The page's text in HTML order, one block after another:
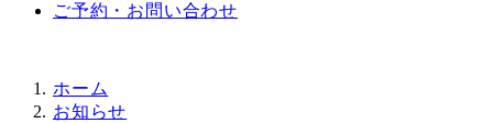
ご予約・お問い合わせ
ホーム
お知らせ